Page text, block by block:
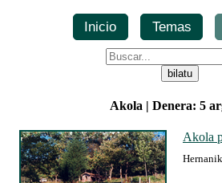
Inicio Temas
Akola | Denera: 5
Akola